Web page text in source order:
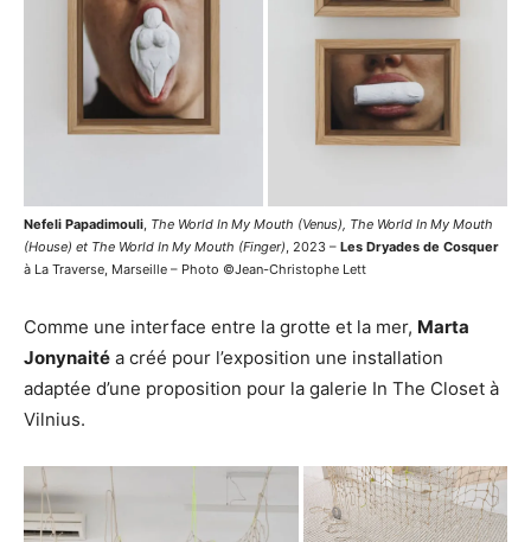
Nefeli Papadimouli, The World In My Mouth (Venus), The World In My Mouth
(House) et The World In My Mouth (Finger), 2023 – Les Dryades de Cosquer
à La Traverse, Marseille – Photo ©Jean-Christophe Lett
Comme une interface entre la grotte et la mer, Marta
Jonynaité a créé pour l’exposition une installation
adaptée d’une proposition pour la galerie In The Closet à
Vilnius.